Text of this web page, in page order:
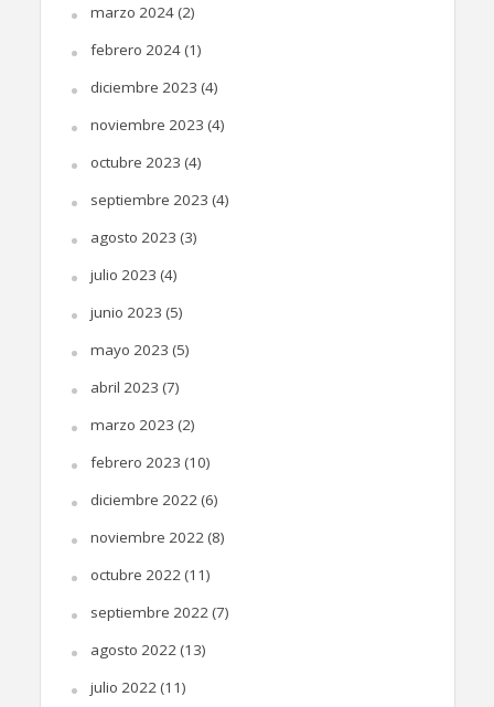
marzo 2024(2)
febrero 2024(1)
diciembre 2023 (4)
noviembre 2023 (4)
octubre 2023 (4)
septiembre 2023 (4)
agosto 2023 (3)
julio 2023 (4)
junio 2023 (5)
mayo 2023 (5)
abril 2023 (7)
marzo 2023 (2)
febrero 2023 (10)
diciembre 2022(6)
noviembre 2022(8)
octubre 2022(11)
septiembre 2022(7)
agosto 2022(13)
julio 2022(11)